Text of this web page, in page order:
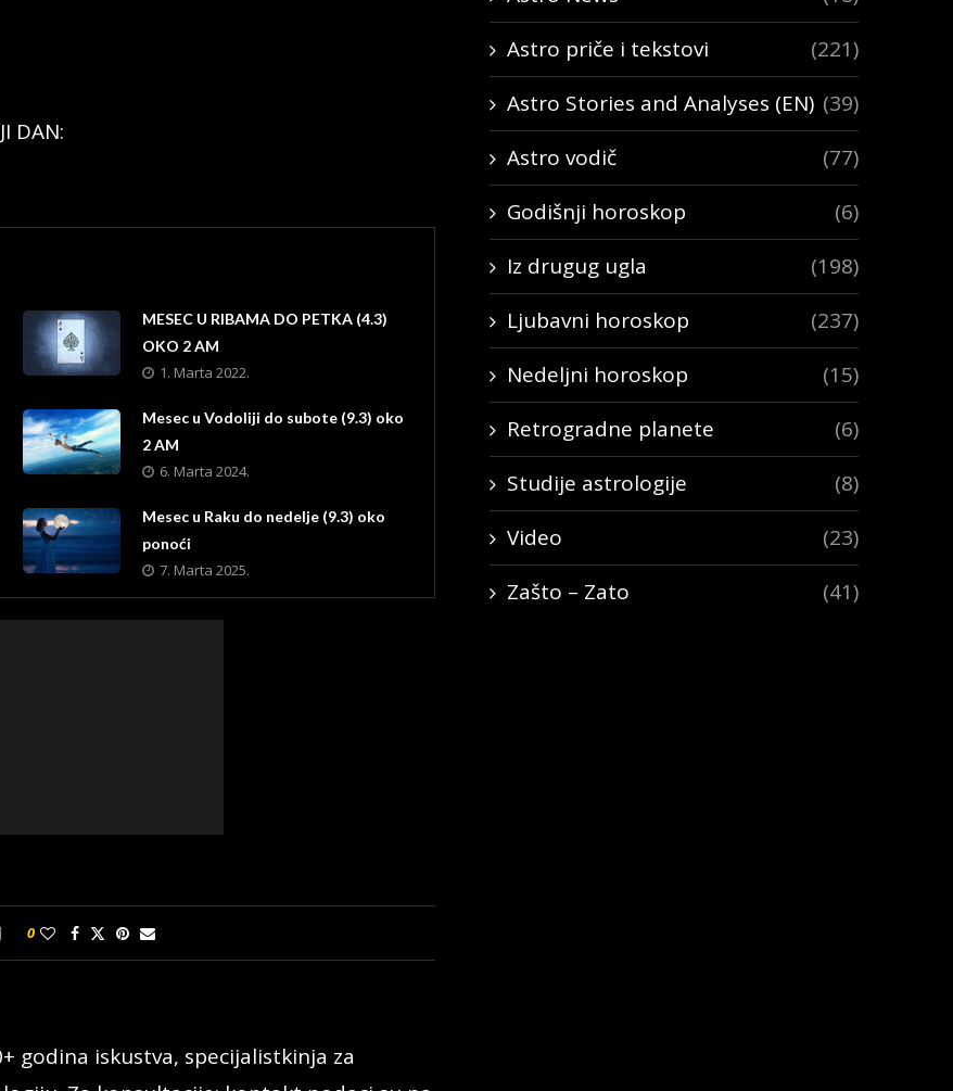
DAN:
MESEC U RIBAMA DO PETKA (4.3)
OKO 2 AM
1. Marta 2022.
Mesec u Vodoliji do subote (9.3) oko
2 AM
6. Marta 2024.
Mesec u Raku do nedelje (9.3) oko
ponoći
7. Marta 2025.
0
godina iskustva, specijalistkinja za
Astro priče i tekstovi
(221)
Astro Stories and Analyses (EN) (39)
Astro vodič
(77)
Godišnji horoskop
(6)
Iz drugug ugla
(198)
Ljubavni horoskop
(237)
Nedeljni horoskop
(15)
Retrogradne planete
(6)
Studije astrologije
(8)
Video
(23)
Zašto – Zato
(41)